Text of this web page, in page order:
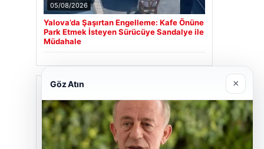
05/08/2026
Yalova’da Şaşırtan Engelleme: Kafe Önüne
Park Etmek İsteyen Sürücüye Sandalye ile
Müdahale
Son Eklenen Firmalar
Cengiz Sigorta
23/06/2026
Göz Atın ×